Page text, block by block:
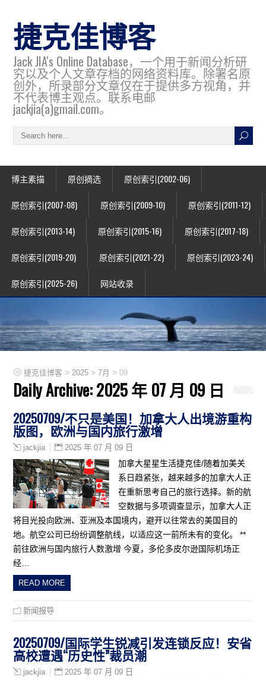
捷克佳博客
Jack JIA's Online Database，一个用于新闻分析研
究以及个人文章存档的网络资料库。除署名原
创外，所录部分文章仅在于提供多方视角，并
不代表博主观点。联系电邮
jackjia(a)gmail.com。
博主素描 原创摘选 原创索引(2002-06)
原创索引(2007-08) 原创索引(2009-10) 原创索引(2011-12)
原创索引(2013-14) 原创索引(2015-16) 原创索引(2017-18)
原创索引(2019-20) 原创索引(2021-22) 原创索引(2023-24)
原创索引(2025-26) 网站收录
捷克佳博客 > 2025 >7月 >09
Daily Archive:2025 年 07 月 09 日
20250709/不只是美国！加拿大人出境游重构
版图，欧洲与国内旅行激增
jackjia 2025 年 07 月 09 日
加拿大星星生活捷克佳/随着加美关
系日趋紧张，越来越多的加拿大人正
在重新思考自己的旅行选择。新的航
空数据与多项调查显示，加拿大人正
将目光投向欧洲、亚洲及本国境内，避开以往常去的美国目的
地。航空公司已纷纷调整航线，以适应这一前所未有的变化。 **
前往欧洲与国内旅行人数激增 今夏，多伦多皮尔逊国际机场正
经…
READ MORE
新闻报导
20250709/国际学生锐减引发连锁反应！安省
高校遭遇“历史性”裁员潮
jackjia 2025 年 07 月 09 日